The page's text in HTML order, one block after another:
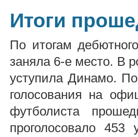
Итоги
По итогам
заняла 6-е место. В
уступила Динамо.
голосования на
футболиста
проголосовало 453